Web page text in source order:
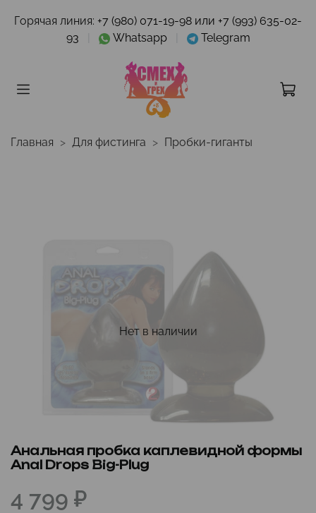
Горячая линия: +7 (980) 071-19-98 или +7 (993) 635-02-
93
Whatsapp Telegram
Главная Для фистинга Пробки-гиганты
Нет в наличии
Анальная пробка каплевидной формы
Anal Drops Big-Plug
4 799 ₽